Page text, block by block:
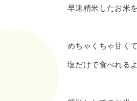
早速精米したお米
めちゃくちゃ甘く
塩だけで食べれる